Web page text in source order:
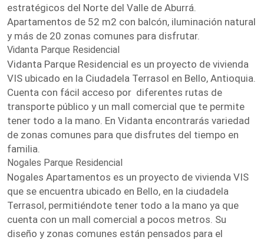
estratégicos del Norte del Valle de Aburrá.
Apartamentos de 52 m2 con balcón, iluminación natural
y más de 20 zonas comunes para disfrutar.
Vidanta Parque Residencial
Vidanta Parque Residencial es un proyecto de vivienda
VIS ubicado en la Ciudadela Terrasol en Bello, Antioquia.
Cuenta con fácil acceso por diferentes rutas de
transporte público y un mall comercial que te permite
tener todo a la mano. En Vidanta encontrarás variedad
de zonas comunes para que disfrutes del tiempo en
familia.
Nogales Parque Residencial
Nogales Apartamentos es un proyecto de vivienda VIS
que se encuentra ubicado en Bello, en la ciudadela
Terrasol, permitiéndote tener todo a la mano ya que
cuenta con un mall comercial a pocos metros. Su
diseño y zonas comunes están pensados para el